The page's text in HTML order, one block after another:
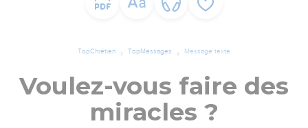
TopChrétien TopMessages Message texte
Voulez-vous faire des
miracles ?